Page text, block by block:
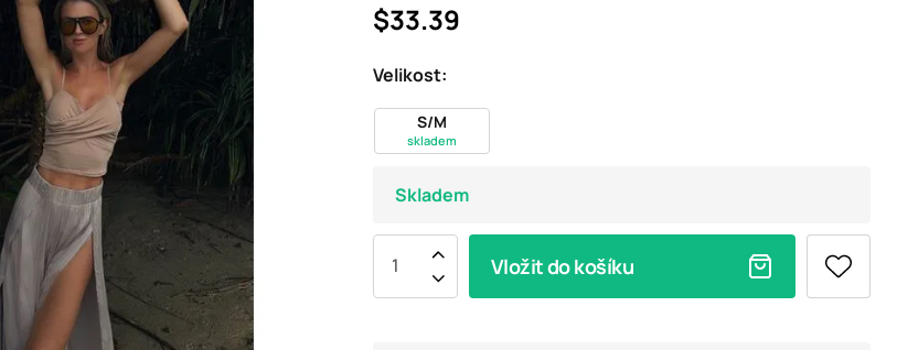
$33.39
Velikost:
S/M
skladem
Skladem
Vložit do košíku